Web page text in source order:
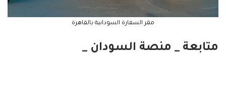
مقر السفارة السودانية بالقاهرة
متابعة _ منصة السودان _